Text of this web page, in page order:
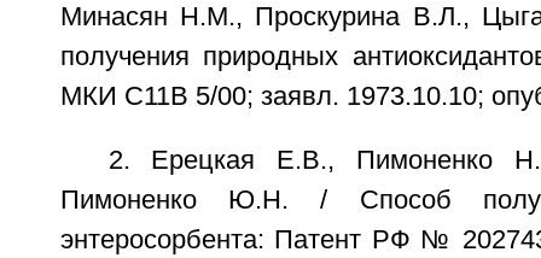
Минасян Н.М., Проскурина В.Л.,
получения природных
МКИ С11В 5/00; заявл. 1973.10.10;
2. Ерецкая Е.В., Пимоненко
Пимоненко Ю.Н. / Способ
энтеросорбента: Патент РФ №